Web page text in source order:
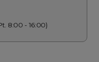
8:00 - 16:00)